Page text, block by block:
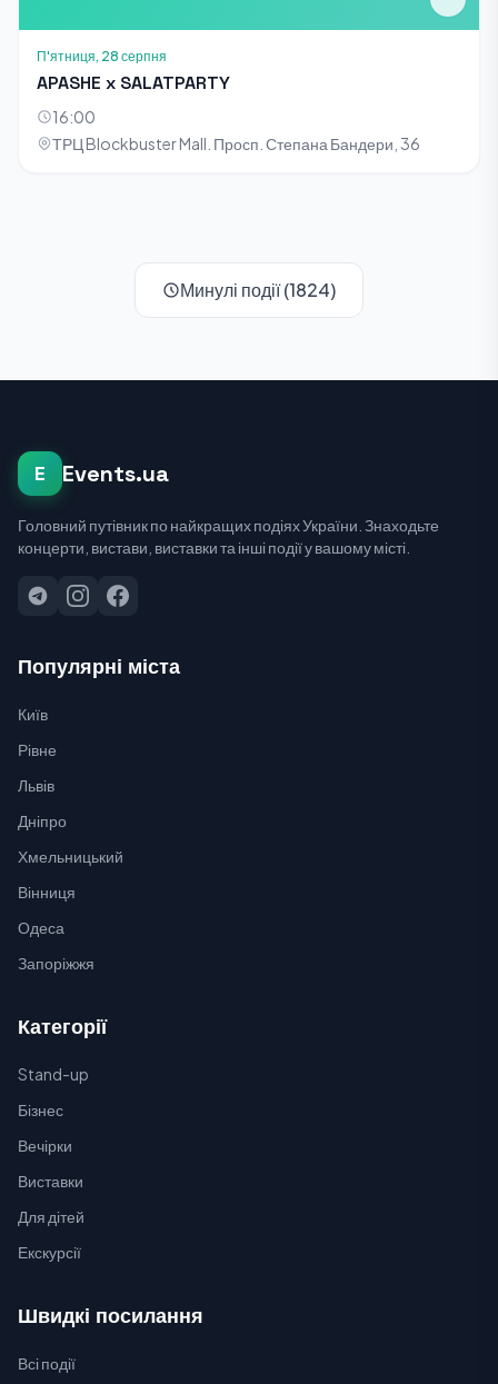
П'ятниця, 28 серпня
APASHE x SALATPARTY
16:00
ТРЦ Blockbuster Mall. Просп. Степана Бандери, 36
Минулі події (1824)
E Events.ua
Головний путівник по найкращих подіях України. Знаходьте
концерти, вистави, виставки та інші події у вашому місті.
Популярні міста
Київ
Рівне
Львів
Дніпро
Хмельницький
Вінниця
Одеса
Запоріжжя
Категорії
Stand-up
Бізнес
Вечірки
Виставки
Для дітей
Екскурсії
Швидкі посилання
Всі події